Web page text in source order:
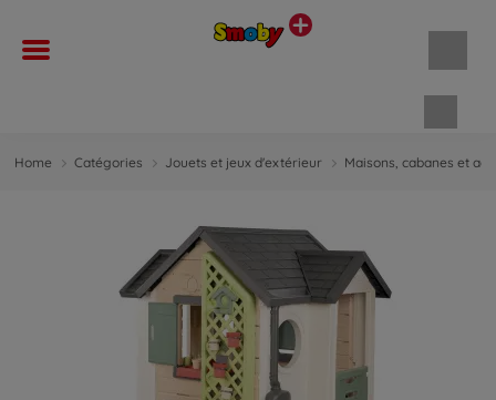
Home Catégories Jouets et jeux d'extérieur Maisons, cabanes et